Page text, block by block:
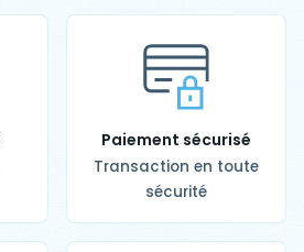
Paiement sécurisé
Transaction en toute
sécurité